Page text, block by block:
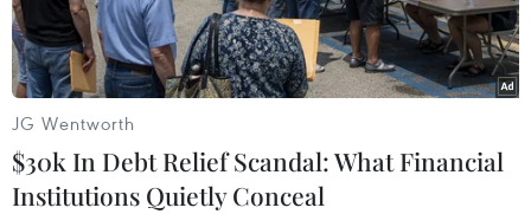
JG Wentworth
$30k In Debt Relief Scandal: What Financial
Institutions Quietly Conceal